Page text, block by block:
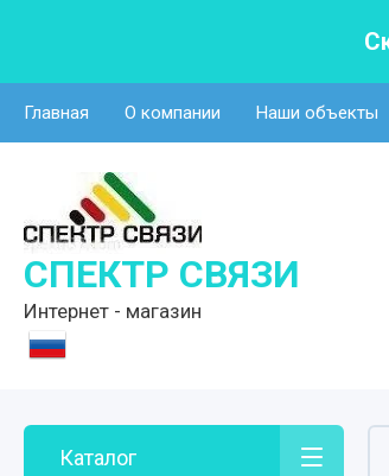
Главная О компании Наши объекты
СПЕКТР СВЯЗИ
Интернет - магазин
Каталог